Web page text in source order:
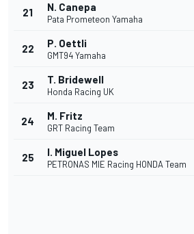
21 N. Canepa
Pata Prometeon Yamaha
22 P. Oettli
GMT94 Yamaha
23 T. Bridewell
Honda Racing UK
24 M. Fritz
GRT Racing Team
25 I. Miguel Lopes
PETRONAS MIE Racing HONDA Team